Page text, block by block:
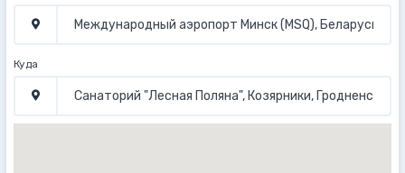
Куда